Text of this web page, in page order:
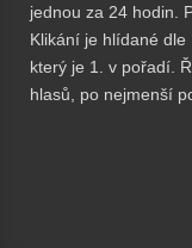
jednou za 24 hodin.
Klikání je hlídané dle
který je 1. v pořadí.
hlasů, po nejmenší